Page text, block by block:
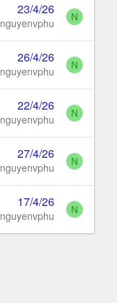
23/4/26
nguyenvphu N
26/4/26
nguyenvphu N
22/4/26
nguyenvphu N
27/4/26
nguyenvphu N
17/4/26
nguyenvphu N